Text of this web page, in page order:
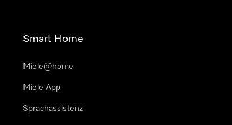
Smart Home
Miele@home
Miele App
Sprachassistenz